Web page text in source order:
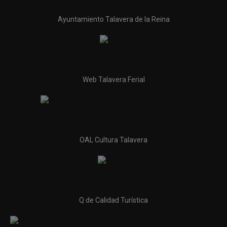
Ayuntamiento Talavera de la Reina
Web Talavera Ferial
OAL Cultura Talavera
Q de Calidad Turística